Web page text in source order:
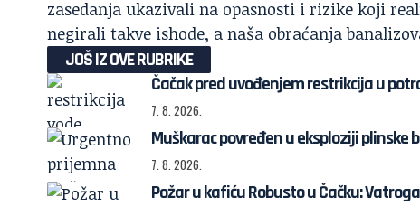
zasedanja ukazivali na opasnosti i rizike koji
negirali takve ishode, a naša obraćanja
JOŠ IZ OVE RUBRIKE
Čačak pred uvođenjem restrikcija u
7. 8. 2026.
Muškarac povređen u eksploziji plinske
7. 8. 2026.
Požar u kafiću Robusto u Čačku: